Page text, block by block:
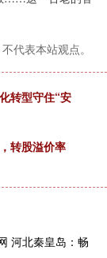
代表本站观点。
转型守住“安
转股溢价率